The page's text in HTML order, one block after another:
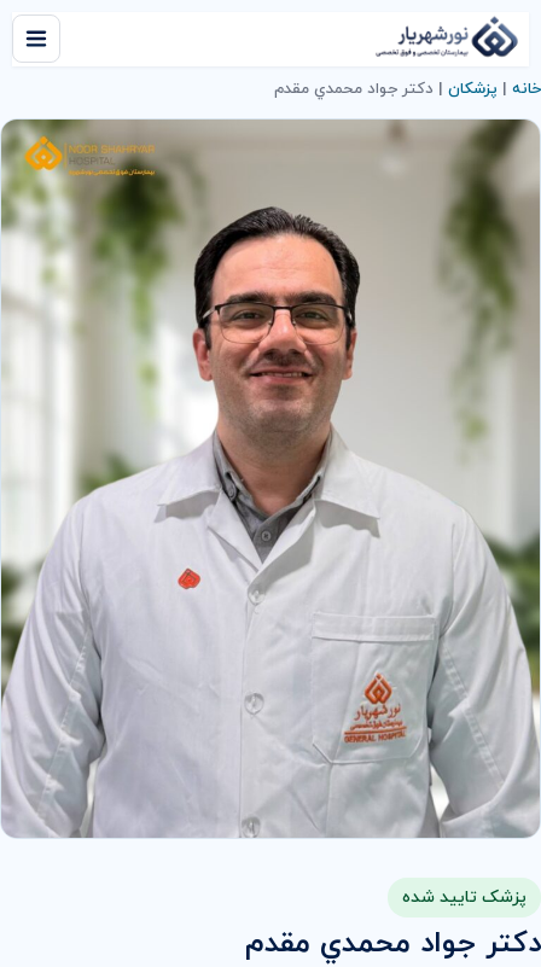
خانه | پزشکان | دكتر جواد محمدي مقدم
پزشک تایید شده
دكتر جواد محمدي مقدم